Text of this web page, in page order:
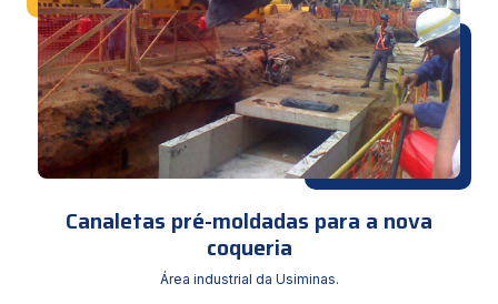
Canaletas pré-moldadas para a nova
coqueria
Área industrial da Usiminas.